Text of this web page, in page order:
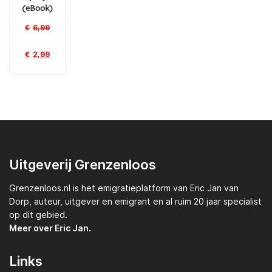
(eBook)
€ 6,99
€ 2,99
Uitgeverij Grenzenloos
Grenzenloos.nl is het emigratieplatform van Eric Jan van
Dorp, auteur, uitgever en emigrant en al ruim 20 jaar specialist
op dit gebied.
Meer over Eric Jan.
Links